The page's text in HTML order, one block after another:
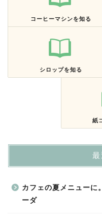
コーヒーマシンを知る
シロップを知る
紙
カフェの夏メニューに
ーダ